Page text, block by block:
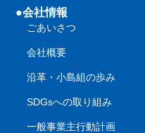
●会社情報
ごあいさつ
会社概要
沿革・小島組の歩み
SDGsへの取り組み
一般事業主行動計画